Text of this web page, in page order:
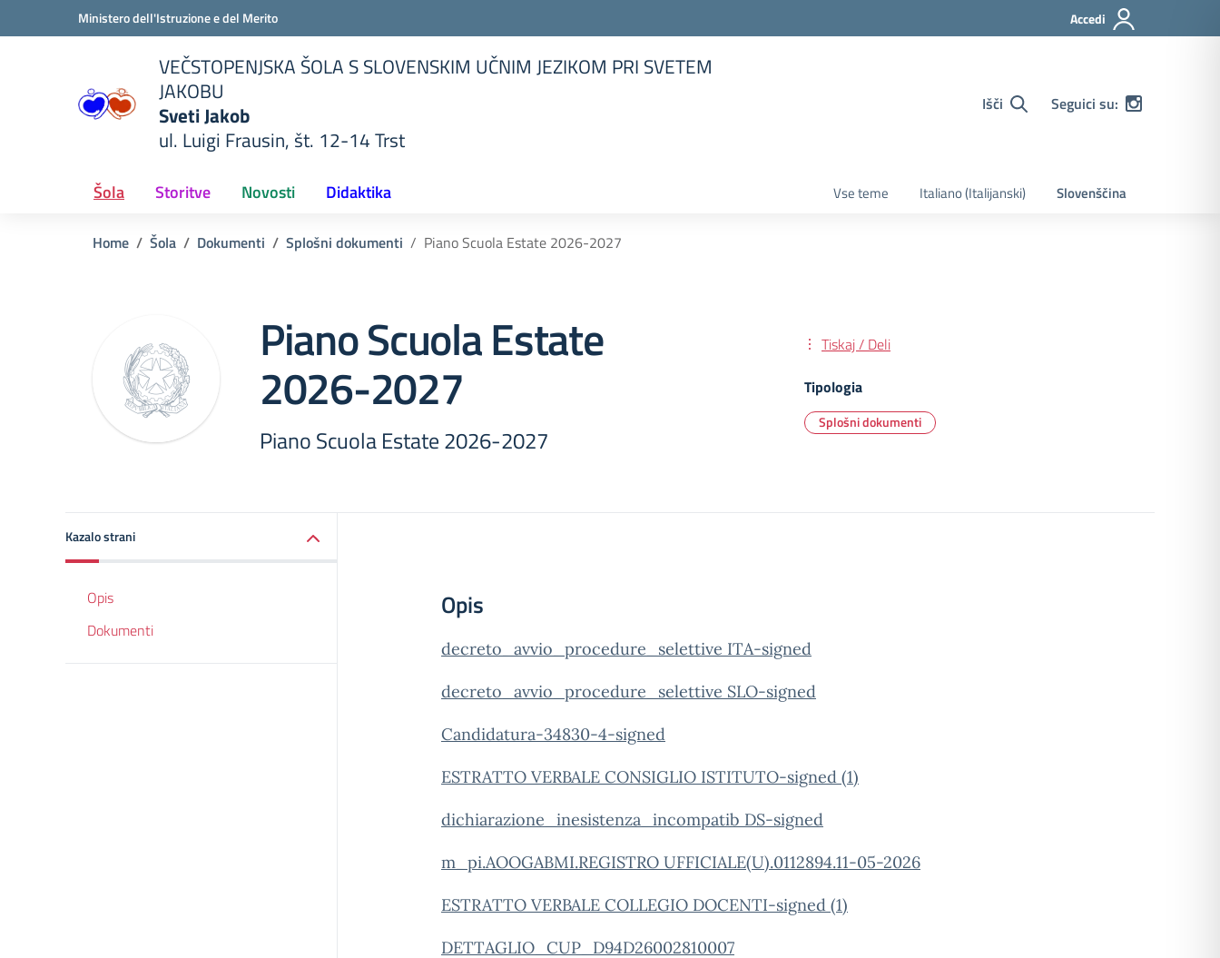
Vai ai contenuti
Vai al menu di navigazioneMinistero dell'Istruzione e del Merito Accedi
VEČSTOPENJSKA ŠOLA S SLOVENSKIM UČNIM JEZIKOM PRI SVETEM
JAKOBU
Sveti Jakob
ul. Luigi Frausin, št. 12-14 Trst
Išči Seguici su:
Šola Storitve Novosti Didaktika Vse teme Italiano(Italijanski) Slovenščina
Home Šola Dokumenti Splošni dokumenti Piano Scuola Estate 2026-2027
Piano Scuola Estate
2026-2027
Piano Scuola Estate 2026-2027
Tiskaj / Deli
Tipologia
Splošni dokumenti
Kazalo strani
Opis
Dokumenti
Opis
decreto_avvio_procedure_selettive ITA-signed
decreto_avvio_procedure_selettive SLO-signed
Candidatura-34830-4-signed
ESTRATTO VERBALE CONSIGLIO ISTITUTO-signed (1)
dichiarazione_inesistenza_incompatib DS-signed
m_pi.AOOGABMI.REGISTRO UFFICIALE(U).0112894.11-05-2026
ESTRATTO VERBALE COLLEGIO DOCENTI-signed (1)
DETTAGLIO_CUP_D94D26002810007